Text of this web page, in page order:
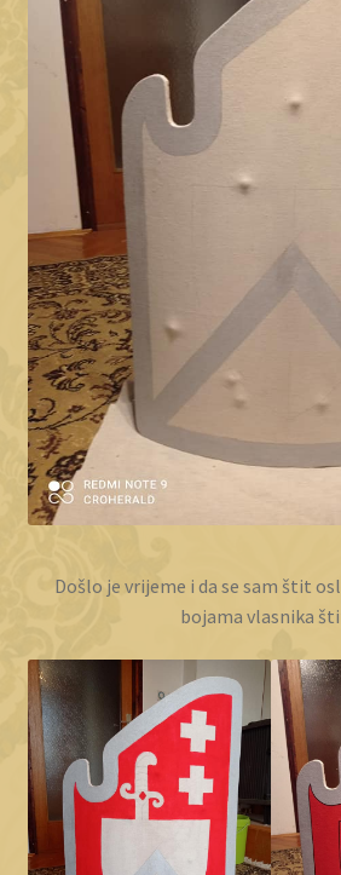
Došlo je vrijeme i da se sam štit
bojama vlasnika